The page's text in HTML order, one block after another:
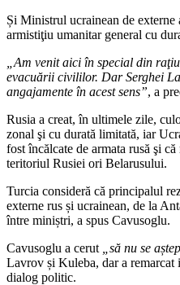
Și Ministrul ucrainean de externe
armistiţiu umanitar general cu
„Am venit aici în special din
evacuării civililor. Dar Serghei
angajamente în acest sens”, a
Rusia a creat, în ultimele zile,
zonal şi cu durată limitată, iar
fost încălcate de armata rusă şi
teritoriul Rusiei ori Belarusului.
Turcia consideră că principalul
externe rus și ucrainean, de la
între miniștri, a spus Cavusoglu.
Cavusoglu a cerut
„să nu se
Lavrov și Kuleba, dar a remarcat
dialog politic.